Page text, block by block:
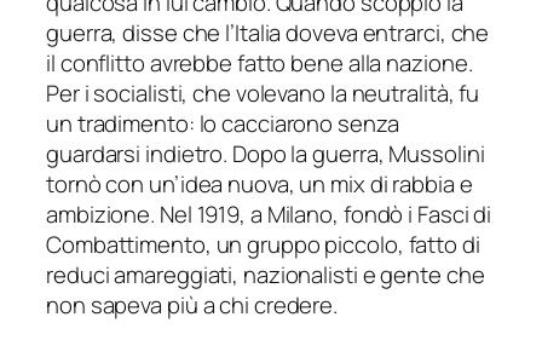
guerra, disse che l’Italia doveva entrarci, che
il conflitto avrebbe fatto bene alla nazione.
Per i socialisti, che volevano la neutralità, fu
un tradimento: lo cacciarono senza
guardarsi indietro. Dopo la guerra, Mussolini
tornò con un’idea nuova, un mix di rabbia e
ambizione. Nel 1919, a Milano, fondò i Fasci di
Combattimento, un gruppo piccolo, fatto di
reduci amareggiati, nazionalisti e gente che
non sapeva più a chi credere.